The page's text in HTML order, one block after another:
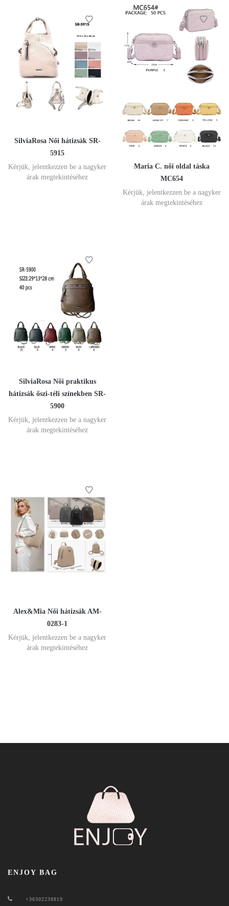
SilviaRosa Női hátizsák SR-
5915
Kérjük, jelentkezzen be a nagyker
árak megtekintéséhez
Maria C. női oldal táska
MC654
Kérjük, jelentkezzen be a nagyker
árak megtekintéséhez
SilviaRosa Női praktikus
hátizsák őszi-téli színekben SR-
5900
Kérjük, jelentkezzen be a nagyker
árak megtekintéséhez
Alex&Mia Női hátizsák AM-
0283-1
Kérjük, jelentkezzen be a nagyker
árak megtekintéséhez
ENJOY BAG
+36302238819